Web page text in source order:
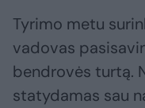
Tyrimo metu
vadovas
bendrovės turtą.
statydamas sau